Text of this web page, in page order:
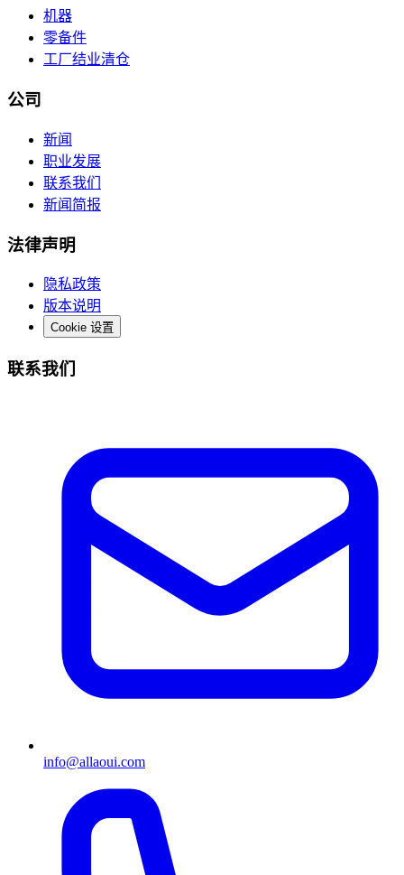
机器
零备件
工厂结业清仓
公司
新闻
职业发展
联系我们
新闻简报
法律声明
隐私政策
版本说明
Cookie 设置
联系我们
info@allaoui.com